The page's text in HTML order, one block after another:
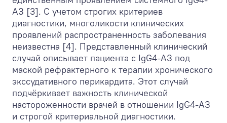
АЗ [3]. С учетом строгих критериев
диагностики, многоликости клинических
проявлений распространенность заболевания
неизвестна [4]. Представленный клинический
случай описывает пациента с IgG4-АЗ под
маской рефрактерного к терапии хронического
экссудативного перикардита. Этот случай
подчёркивает важность клинической
настороженности врачей в отношении IgG4-АЗ
и строгой критериальной диагностики.